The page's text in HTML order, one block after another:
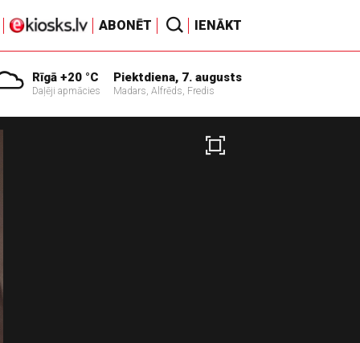
ABONĒT IENĀKT
Rīgā +20 °C
Daļēji apmācies
Piektdiena, 7. augusts
Madars, Alfrēds, Fredis